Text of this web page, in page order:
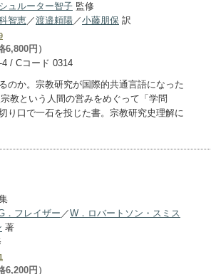
シュルーター智子 監修
智恵／渡邉頼陽／小藤朋保 訳
円）
4 / Cコード 0314
のか。宗教研究が国際的共通言語になった
教という人間の営みをめぐって「学問
り口で一石を投じた書。宗教研究史理解に
．フレイザー／W．ロバートソン・スミス
著
円）